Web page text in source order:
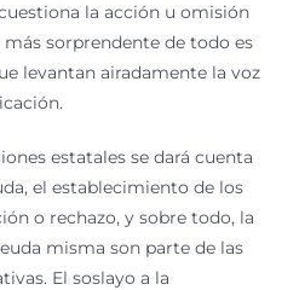
la acción u omisión
sorprendente de todo es
levantan airadamente la voz
estatales se dará cuenta
el establecimiento de los
o rechazo, y sobre todo, la
misma son parte de las
El soslayo a la